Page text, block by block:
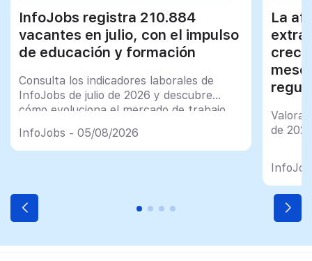
InfoJobs registra 210.884
vacantes en julio, con el impulso
de educación y formación
Consulta los indicadores laborales de
InfoJobs de julio de 2026 y descubre
cómo evoluciona el mercado de trabajo
InfoJobs - 05/08/2026
La
de